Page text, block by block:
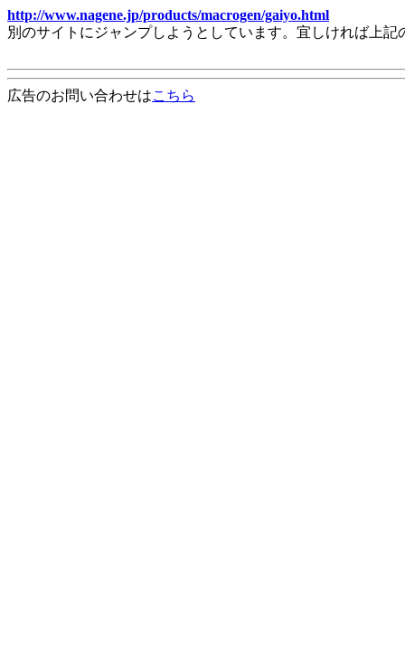
http://www.nagene.jp/products/macrogen/gaiyo.html
別のサイトにジャンプしようとしています。宜しければ上
広告のお問い合わせはこちら